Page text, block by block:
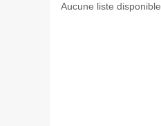
Aucune liste disponible